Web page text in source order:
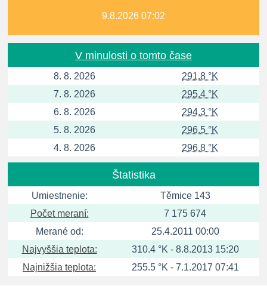
9.8.2026 07:02
V minulosti o tomto čase
8. 8. 2026
291.8 °K
7. 8. 2026
295.4 °K
6. 8. 2026
294.3 °K
5. 8. 2026
296.5 °K
4. 8. 2026
296.8 °K
Štatistika
Umiestnenie:
Těmice 143
Počet meraní:
7 175 674
Merané od:
25.4.2011 00:00
Najvyššia teplota:
310.4 °K - 8.8.2013 15:20
Najnižšia teplota:
255.5 °K - 7.1.2017 07:41